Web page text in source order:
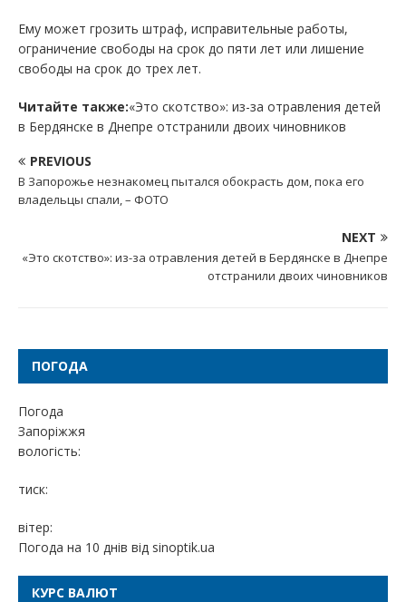
Ему может грозить штраф, исправительные работы,
ограничение свободы на срок до пяти лет или лишение
свободы на срок до трех лет.
Читайте также:«Это скотство»: из-за отравления детей
в Бердянске в Днепре отстранили двоих чиновников
PREVIOUS
В Запорожье незнакомец пытался обокрасть дом, пока его
владельцы спали, – ФОТО
NEXT
«Это скотство»: из-за отравления детей в Бердянске в Днепре
отстранили двоих чиновников
ПОГОДА
Погода
Запоріжжя
вологість:
тиск:
вітер:
Погода на 10 днів від sinoptik.ua
КУРС ВАЛЮТ